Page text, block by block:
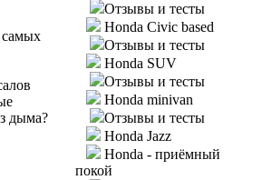
самых
дыма?
Отзывы и тесты
Honda Civic based
Отзывы и тесты
Honda SUV
Отзывы и тесты
Honda minivan
Отзывы и тесты
Honda Jazz
Honda - приёмный
покой